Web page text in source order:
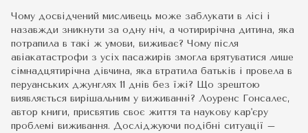
Чому досвідчений мисливець може заблукати в лісі і
назавжди зникнути за одну ніч, а чотирирічна дитина, яка
потрапила в такі ж умови, виживає? Чому після
авіакатастрофи з усіх пасажирів змогла врятуватися лише
сімнадцятирічна дівчина, яка втратила батьків і провела в
перуанських джунглях 11 днів без їжі? Що зрештою
виявляється вирішальним у виживанні? Лоуренс Гонсалес,
автор книги, присвятив своє життя та наукову кар'єру
проблемі виживання. Досліджуючи подібні ситуації –